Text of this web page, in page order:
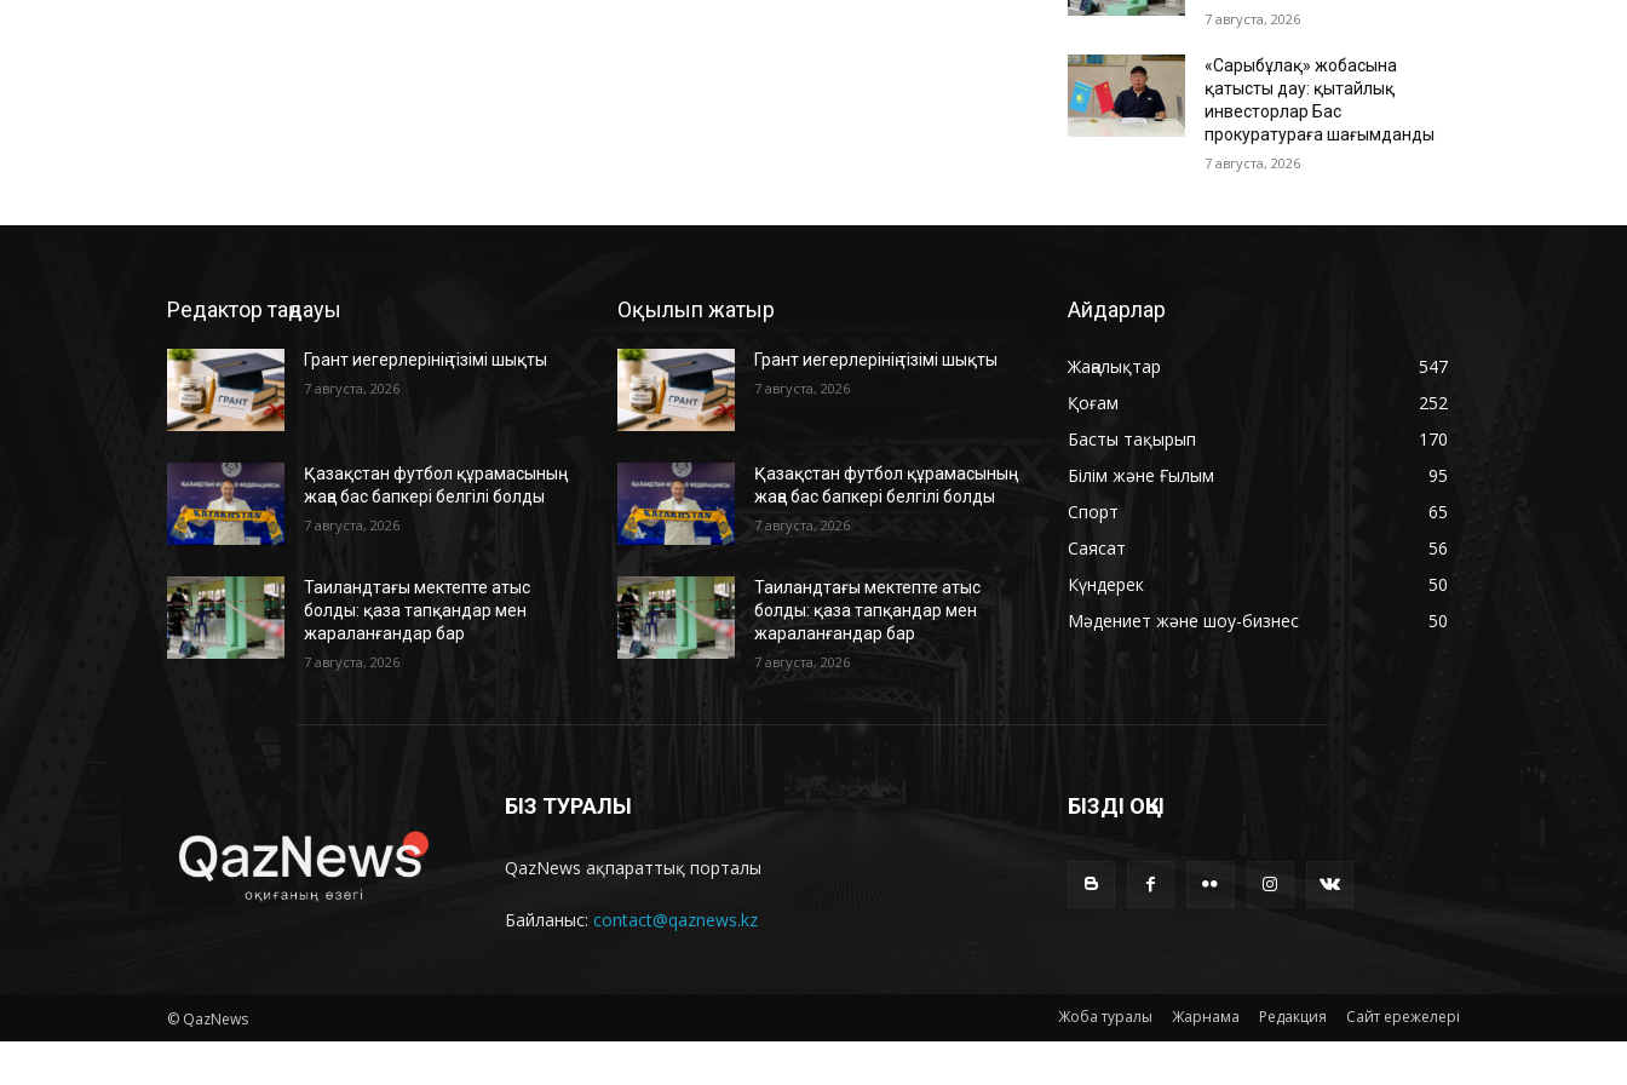
7 августа, 2026
«Сарыбұлақ» жобасына
қатысты дау: қытайлық
инвесторлар Бас
прокуратураға шағымданды
7 августа, 2026
Редактор таңдауы
Грант иегерлерінің тізімі шықты
7 августа, 2026
Қазақстан футбол құрамасының
жаңа бас бапкері белгілі болды
7 августа, 2026
Таиландтағы мектепте атыс
болды: қаза тапқандар мен
жараланғандар бар
7 августа, 2026
Оқылып жатыр
Грант иегерлерінің тізімі шықты
7 августа, 2026
Қазақстан футбол құрамасының
жаңа бас бапкері белгілі болды
7 августа, 2026
Таиландтағы мектепте атыс
болды: қаза тапқандар мен
жараланғандар бар
7 августа, 2026
Айдарлар
Жаңалықтар
547
Қоғам
252
Басты тақырып
170
Білім және Ғылым
95
Спорт
65
Саясат
56
Күндерек
50
Мәдениет және шоу-бизнес
50
БІЗ ТУРАЛЫ
QazNews ақпараттық порталы
Байланыс: contact@qaznews.kz
БІЗДІ ОҚЫ
© QazNews Жоба туралы Жарнама Редакция Сайт ережелері